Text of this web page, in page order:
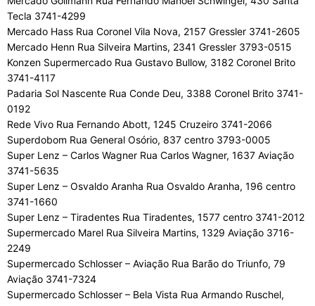
Tecla 3741-4299
Mercado Hass Rua Coronel Vila Nova, 2157 Gressler 3741-2605
Mercado Henn Rua Silveira Martins, 2341 Gressler 3793-0515
Konzen Supermercado Rua Gustavo Bullow, 3182 Coronel Brito
3741-4117
Padaria Sol Nascente Rua Conde Deu, 3388 Coronel Brito 3741-
0192
Rede Vivo Rua Fernando Abott, 1245 Cruzeiro 3741-2066
Superdobom Rua General Osório, 837 centro 3793-0005
Super Lenz – Carlos Wagner Rua Carlos Wagner, 1637 Aviação
3741-5635
Super Lenz – Osvaldo Aranha Rua Osvaldo Aranha, 196 centro
3741-1660
Super Lenz – Tiradentes Rua Tiradentes, 1577 centro 3741-2012
Supermercado Marel Rua Silveira Martins, 1329 Aviação 3716-
2249
Supermercado Schlosser – Aviação Rua Barão do Triunfo, 79
Aviação 3741-7324
Supermercado Schlosser – Bela Vista Rua Armando Ruschel,